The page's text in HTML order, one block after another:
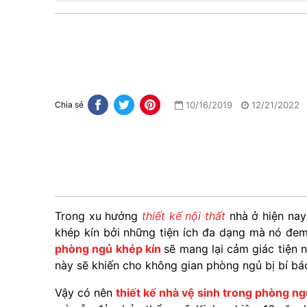
Chia sẻ 10/16/2019 12/21/2022
Trong xu hướng thiết kế nội thất nhà ở hiện
khép kín bởi những tiện ích đa dạng mà nó
phòng ngủ khép kín sẽ mang lại cảm giác tiện
này sẽ khiến cho không gian phòng ngủ bị bí
Vậy có nên thiết kế nhà vệ sinh trong phòng